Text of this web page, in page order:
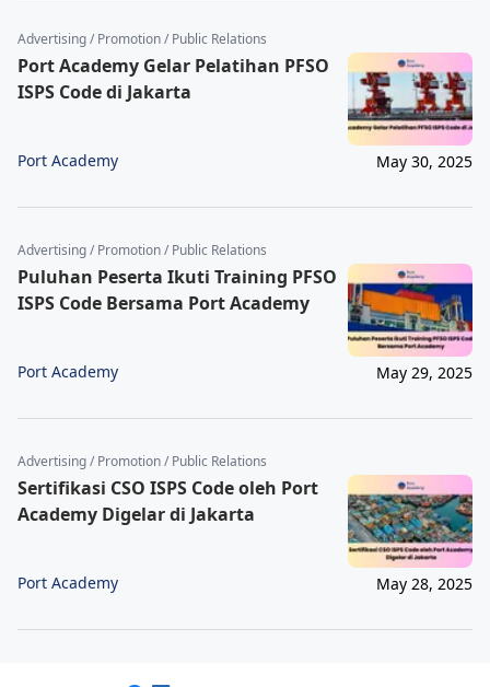
Advertising / Promotion / Public Relations
Port Academy Gelar Pelatihan PFSO
ISPS Code di Jakarta
Port Academy May 30, 2025
Advertising / Promotion / Public Relations
Puluhan Peserta Ikuti Training PFSO
ISPS Code Bersama Port Academy
Port Academy May 29, 2025
Advertising / Promotion / Public Relations
Sertifikasi CSO ISPS Code oleh Port
Academy Digelar di Jakarta
Port Academy May 28, 2025